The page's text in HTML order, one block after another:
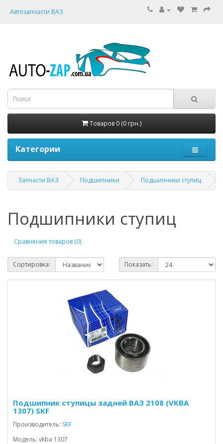
Автозапчасти ВАЗ
Товаров 0 (0 грн.)
Категории
Запчасти ВАЗ Подшипники Подшипники ступиц
Подшипники ступиц
Сравнение товаров (0)
Сортировка: Показать:
Подшипник ступицы задней ВАЗ 2108 (VKBA
1307) SKF
Производитель: SKF
Модель: vkba 1307